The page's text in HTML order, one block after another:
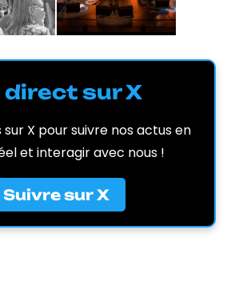
direct sur X
sur X pour suivre nos actus en
et interagir avec nous !
Suivre sur X